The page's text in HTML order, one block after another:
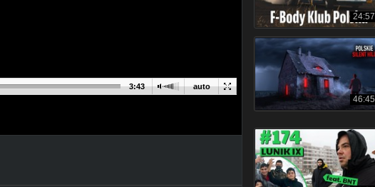
auto
3:43
24:57
46:45